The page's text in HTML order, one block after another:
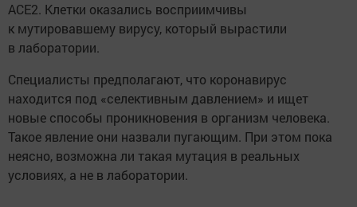
ACE2. Клетки оказались восприимчивы
к мутировавшему вирусу, который вырастили
в лаборатории.
Специалисты предполагают, что коронавирус
находится под «селективным давлением» и ищет
новые способы проникновения в организм человека.
Такое явление они назвали пугающим. При этом пока
неясно, возможна ли такая мутация в реальных
условиях, а не в лаборатории.